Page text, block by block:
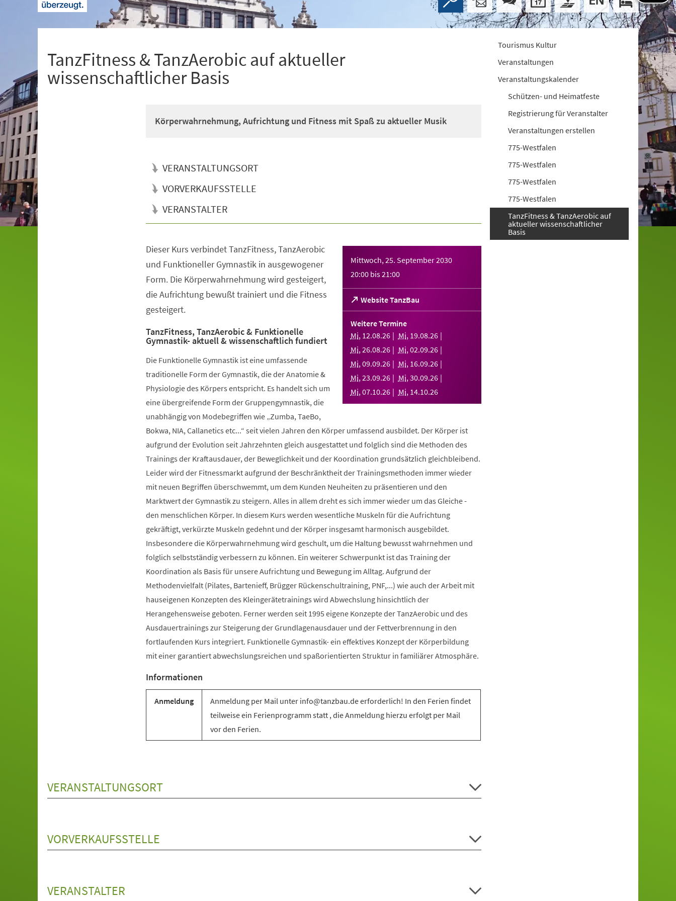
TanzFitness & TanzAerobic auf aktueller
wissenschaftlicher Basis
Körperwahrnehmung, Aufrichtung und Fitness mit Spaß zu aktueller Musik
VERANSTALTUNGSORT
VORVERKAUFSSTELLE
VERANSTALTER
Mittwoch, 25. September 2030
20:00 bis21:00
Website TanzBau
(Öffnet
in
einem
neuen
Tab)
Weitere Termine
Mi, 12.08.26 Mi, 19.08.26
Mi,26.08.26 Mi,02.09.26
Mi,09.09.26 Mi, 16.09.26
Mi,23.09.26 Mi,30.09.26
Mi,07.10.26 Mi, 14.10.26
Dieser Kurs verbindet TanzFitness, TanzAerobic
und Funktioneller Gymnastik in ausgewogener
Form. Die Körperwahrnehmung wird gesteigert,
die Aufrichtung bewußt trainiert und die Fitness
gesteigert.
TanzFitness, TanzAerobic & Funktionelle
Gymnastik- aktuell & wissenschaftlich fundiert
Die Funktionelle Gymnastik ist eine umfassende
traditionelle Form der Gymnastik, die der Anatomie &
Physiologie des Körpers entspricht. Es handelt sich um
eine übergreifende Form der Gruppengymnastik, die
unabhängig von Modebegriffen wie „Zumba, TaeBo,
Bokwa, NIA, Callanetics etc...“ seit vielen Jahren den Körper umfassend ausbildet. Der Körper ist
aufgrund der Evolution seit Jahrzehnten gleich ausgestattet und folglich sind die Methoden des
Trainings der Kraftausdauer, der Beweglichkeit und der Koordination grundsätzlich gleichbleibend.
Leider wird der Fitnessmarkt aufgrund der Beschränktheit der Trainingsmethoden immer wieder
mit neuen Begriffen überschwemmt, um dem Kunden Neuheiten zu präsentieren und den
Marktwert der Gymnastik zu steigern. Alles in allem dreht es sich immer wieder um das Gleiche -
den menschlichen Körper. In diesem Kurs werden wesentliche Muskeln für die Aufrichtung
gekräftigt, verkürzte Muskeln gedehnt und der Körper insgesamt harmonisch ausgebildet.
Insbesondere die Körperwahrnehmung wird geschult, um die Haltung bewusst wahrnehmen und
folglich selbstständig verbessern zu können. Ein weiterer Schwerpunkt ist das Training der
Koordination als Basis für unsere Aufrichtung und Bewegung im Alltag. Aufgrund der
Methodenvielfalt (Pilates, Bartenieff, Brügger Rückenschultraining, PNF,...) wie auch der Arbeit mit
hauseigenen Konzepten des Kleingerätetrainings wird Abwechslung hinsichtlich der
Herangehensweise geboten. Ferner werden seit 1995 eigene Konzepte der TanzAerobic und des
Ausdauertrainings zur Steigerung der Grundlagenausdauer und der Fettverbrennung in den
fortlaufenden Kurs integriert. Funktionelle Gymnastik- ein effektives Konzept der Körperbildung
mit einer garantiert abwechslungsreichen und spaßorientierten Struktur in familiärer Atmosphäre.
Informationen
Anmeldung
Anmeldung per Mail unter info@tanzbau.de erforderlich! In den Ferien findet
teilweise ein Ferienprogramm statt , die Anmeldung hierzu erfolgt per Mail
vor den Ferien.
VERANSTALTUNGSORT
VORVERKAUFSSTELLE
VERANSTALTER
Tourismus Kultur
Veranstaltungen
Veranstaltungskalender
Schützen- und Heimatfeste
Registrierung für Veranstalter
Veranstaltungen erstellen
775-Westfalen
775-Westfalen
775-Westfalen
775-Westfalen
TanzFitness & TanzAerobic auf
aktueller wissenschaftlicher
Basis